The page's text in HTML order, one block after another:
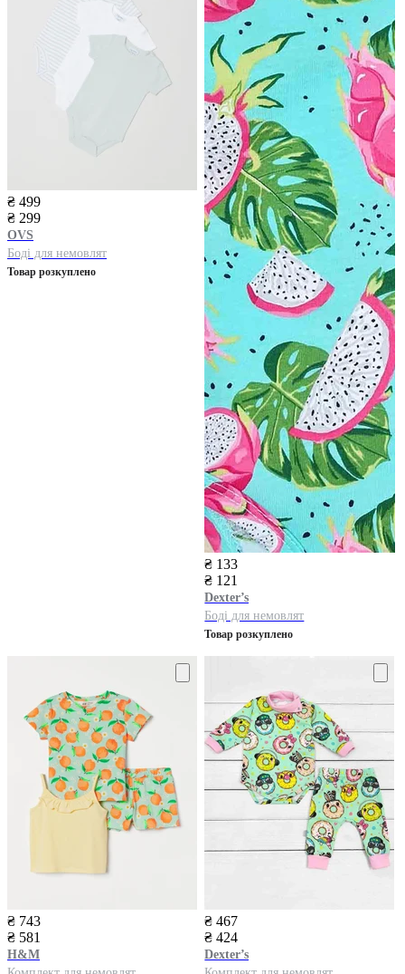
₴ 499
₴ 299
OVS
Боді для немовлят
Товар розкуплено
₴ 133
₴ 121
Dexter’s
Боді для немовлят
Товар розкуплено
₴ 743
₴ 581
H&M
₴ 467
₴ 424
Dexter’s